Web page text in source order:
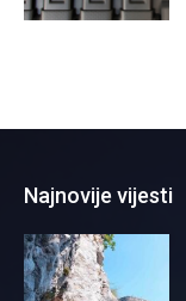
Najnovije vijesti